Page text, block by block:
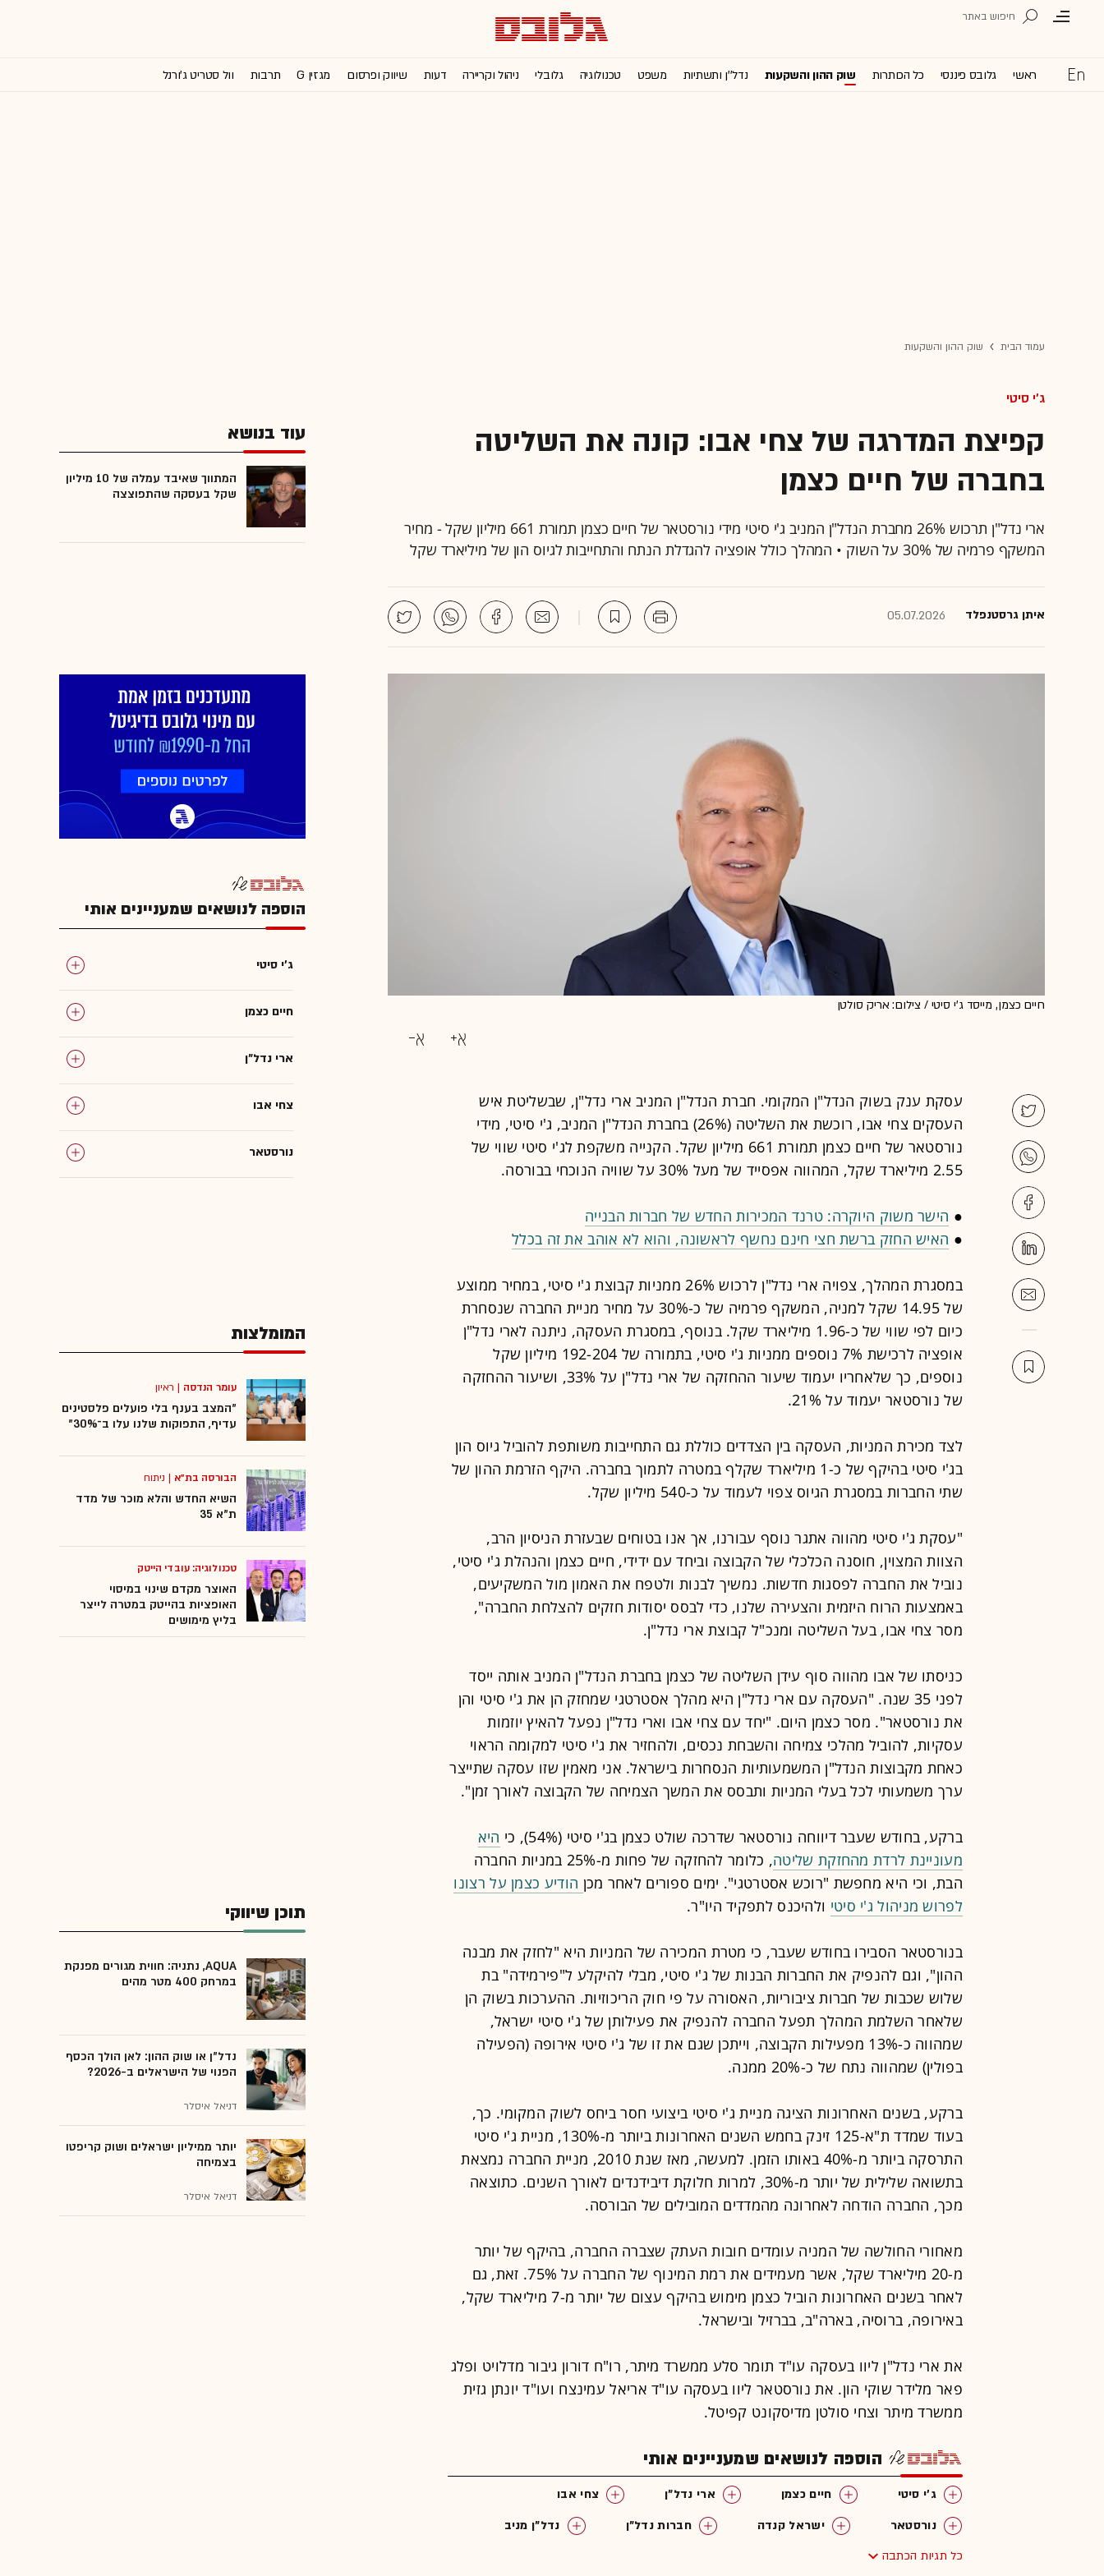
ראשי גלובס פיננסי כל הכותרות שוק ההון והשקעות נדל''ן ותשתיות משפט טכנולוגיה גלובלי ניהול וקריירה דעות שיווק ופרסום מגזין G תרבות וול סטריט ג'ורנל
עמוד הבית שוק ההון והשקעות
ג'י סיטי
קפיצת המדרגה של צחי אבו: קונה את השליטה
בחברה של חיים כצמן
ארי נדל"ן תרכוש 26% מחברת הנדל"ן המניב ג'י סיטי מידי נורסטאר של חיים כצמן תמורת 661 מיליון שקל - מחיר
המשקף פרמיה של 30% על השוק • המהלך כולל אופציה להגדלת הנתח והתחייבות לגיוס הון של מיליארד שקל
איתן גרסטנפלד 05.07.2026
חיים כצמן, מייסד ג'י סיטי / צילום: אריק סולטן
עסקת ענק בשוק הנדל"ן המקומי. חברת הנדל"ן המניב ארי נדל"ן, שבשליטת איש
העסקים צחי אבו, רוכשת את השליטה (26%) בחברת הנדל"ן המניב, ג'י סיטי, מידי
נורסטאר של חיים כצמן תמורת 661 מיליון שקל. הקנייה משקפת לג'י סיטי שווי של
2.55 מיליארד שקל, המהווה אפסייד של מעל 30% על שוויה הנוכחי בבורסה.
● הישר משוק היוקרה: טרנד המכירות החדש של חברות הבנייה
● האיש החזק ברשת חצי חינם נחשף לראשונה, והוא לא אוהב את זה בכלל
במסגרת המהלך, צפויה ארי נדל"ן לרכוש 26% ממניות קבוצת ג'י סיטי, במחיר ממוצע
של 14.95 שקל למניה, המשקף פרמיה של כ-30% על מחיר מניית החברה שנסחרת
כיום לפי שווי של כ-1.96 מיליארד שקל. בנוסף, במסגרת העסקה, ניתנה לארי נדל"ן
אופציה לרכישת 7% נוספים ממניות ג'י סיטי, בתמורה של 192-204 מיליון שקל
נוספים, כך שלאחריו יעמוד שיעור ההחזקה של ארי נדל"ן על 33%, ושיעור ההחזקה
של נורסטאר יעמוד על 21%.
לצד מכירת המניות, העסקה בין הצדדים כוללת גם התחייבות משותפת להוביל גיוס הון
בג'י סיטי בהיקף של כ-1 מיליארד שקלף במטרה לתמוך בחברה. היקף הזרמת ההון של
שתי החברות במסגרת הגיוס צפוי לעמוד על כ-540 מיליון שקל.
"עסקת ג'י סיטי מהווה אתגר נוסף עבורנו, אך אנו בטוחים שבעזרת הניסיון הרב,
הצוות המצוין, חוסנה הכלכלי של הקבוצה וביחד עם ידידי, חיים כצמן והנהלת ג'י סיטי,
נוביל את החברה לפסגות חדשות. נמשיך לבנות ולטפח את האמון מול המשקיעים,
באמצעות הרוח היזמית והצעירה שלנו, כדי לבסס יסודות חזקים להצלחת החברה",
מסר צחי אבו, בעל השליטה ומנכ"ל קבוצת ארי נדל"ן.
כניסתו של אבו מהווה סוף עידן השליטה של כצמן בחברת הנדל"ן המניב אותה ייסד
לפני 35 שנה. "העסקה עם ארי נדל"ן היא מהלך אסטרטגי שמחזק הן את ג'י סיטי והן
את נורסטאר". מסר כצמן היום. "יחד עם צחי אבו וארי נדל"ן נפעל להאיץ יוזמות
עסקיות, להוביל מהלכי צמיחה והשבחת נכסים, ולהחזיר את ג'י סיטי למקומה הראוי
כאחת מקבוצות הנדל"ן המשמעותיות הנסחרות בישראל. אני מאמין שזו עסקה שתייצר
ערך משמעותי לכל בעלי המניות ותבסס את המשך הצמיחה של הקבוצה לאורך זמן".
ברקע, בחודש שעבר דיווחה נורסטאר שדרכה שולט כצמן בג'י סיטי (54%), כי
היא
מעוניינת לרדת מהחזקת שליטה
, כלומר להחזקה של פחות מ-25% במניות החברה
הבת, וכי היא מחפשת "רוכש אסטרטגי". ימים ספורים לאחר מכן הודיע כצמן על רצונו
לפרוש מניהול ג'י סיטי ולהיכנס לתפקיד היו"ר.
בנורסטאר הסבירו בחודש שעבר, כי מטרת המכירה של המניות היא "לחזק את מבנה
ההון", וגם להנפיק את החברות הבנות של ג'י סיטי, מבלי להיקלע ל"פירמידה" בת
שלוש שכבות של חברות ציבוריות, האסורה על פי חוק הריכוזיות. ההערכות בשוק הן
שלאחר השלמת המהלך תפעל החברה להנפיק את פעילותן של ג'י סיטי ישראל,
שמהווה כ-13% מפעילות הקבוצה, וייתכן שגם את זו של ג'י סיטי אירופה (הפעילה
בפולין) שמהווה נתח של כ-20% ממנה.
ברקע, בשנים האחרונות הציגה מניית ג'י סיטי ביצועי חסר ביחס לשוק המקומי. כך,
בעוד שמדד ת"א-125 זינק בחמש השנים האחרונות ביותר מ-130%, מניית ג'י סיטי
התרסקה ביותר מ-40% באותו הזמן. למעשה, מאז שנת 2010, מניית החברה נמצאת
בתשואה שלילית של יותר מ-30%, למרות חלוקת דיבידנדים לאורך השנים. כתוצאה
מכך, החברה הודחה לאחרונה מהמדדים המובילים של הבורסה.
מאחורי החולשה של המניה עומדים חובות העתק שצברה החברה, בהיקף של יותר
מ-20 מיליארד שקל, אשר מעמידים את רמת המינוף של החברה על 75%. זאת, גם
לאחר בשנים האחרונות הוביל כצמן מימוש בהיקף עצום של יותר מ-7 מיליארד שקל,
באירופה, ברוסיה, בארה"ב, בברזיל ובישראל.
את ארי נדל"ן ליוו בעסקה עו"ד תומר סלע ממשרד מיתר, רו"ח דורון גיבור מדלויט ופלג
פאר מלידר שוקי הון. את נורסטאר ליוו בעסקה עו"ד אריאל עמינצח ועו"ד יונתן גזית
ממשרד מיתר וצחי סולטן מדיסקונט קפיטל.
הוספה לנושאים שמעניינים אותי
ג'י סיטי חיים כצמן ארי נדל"ן
צחי אבו
נורסטאר
ישראל קנדה חברות נדל"ן
נדל"ן מניב
המומלצות
כל תגיות הכתבה
עוד בנושא
המתווך שאיבד עמלה של 10 מיליון
שקל בעסקה שהתפוצצה
הוספה לנושאים שמעניינים אותי
ג'י סיטי
חיים כצמן
ארי נדל"ן
צחי אבו
נורסטאר
המומלצות
מיזוגים ורכישות
המומלצות
עומר הנדסה | ראיון
"המצב בענף בלי פועלים פלסטינים
עדיף, התפוקות שלנו עלו ב־30%"
הבורסה בת"א | ניתוח
השיא החדש והלא מוכר של מדד
ת"א 35
טכנולוגיה: עובדי הייטק
האוצר מקדם שינוי במיסוי
האופציות בהייטק במטרה לייצר
בליץ מימושים
תוכן שיווקי
AQUA, נתניה: חווית מגורים מפנקת
במרחק 400 מטר מהים
נדל"ן או שוק ההון: לאן הולך הכסף
הפנוי של הישראלים ב-2026?
דניאל איסלר
יותר ממיליון ישראלים ושוק קריפטו
בצמיחה
דניאל איסלר